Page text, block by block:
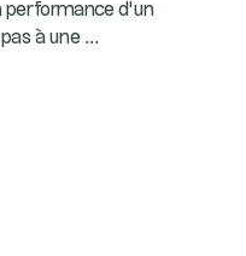
d’un
à une ...